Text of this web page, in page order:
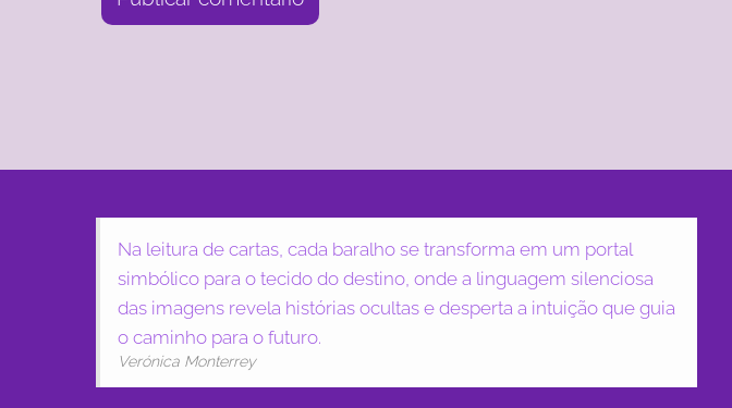
Na leitura de cartas, cada baralho se transforma em um portal
simbólico para o tecido do destino, onde a linguagem silenciosa
das imagens revela histórias ocultas e desperta a intuição que guia
o caminho para o futuro.
Verónica Monterrey